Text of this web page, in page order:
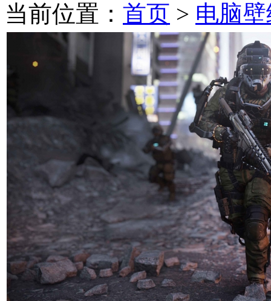
当前位置： 首页 > 电脑